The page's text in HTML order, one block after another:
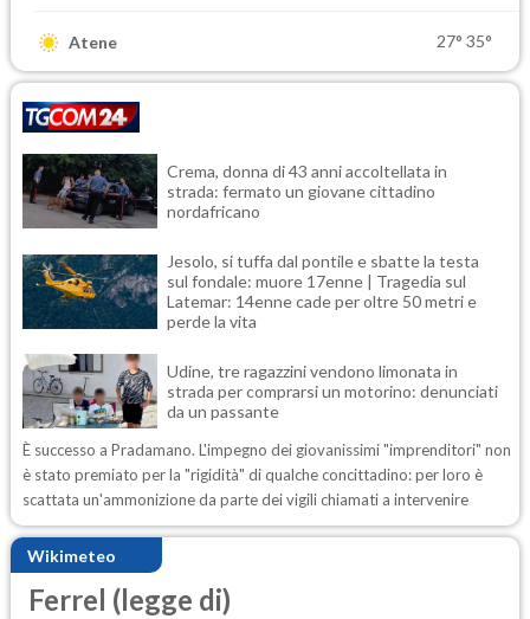
Atene 27° 35°
Crema, donna di 43 anni accoltellata in
strada: fermato un giovane cittadino
nordafricano
Jesolo, si tuffa dal pontile e sbatte la testa
sul fondale: muore 17enne | Tragedia sul
Latemar: 14enne cade per oltre 50 metri e
perde la vita
Udine, tre ragazzini vendono limonata in
strada per comprarsi un motorino: denunciati
da un passante
È successo a Pradamano. L'impegno dei giovanissimi "imprenditori" non
è stato premiato per la "rigidità" di qualche concittadino: per loro è
scattata un'ammonizione da parte dei vigili chiamati a intervenire
Wikimeteo
Ferrel (legge di)